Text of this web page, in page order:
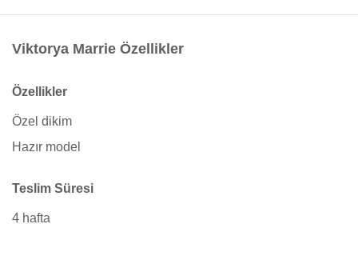
Viktorya Marrie Özellikler
Özellikler
Özel dikim
Hazır model
Teslim Süresi
4 hafta